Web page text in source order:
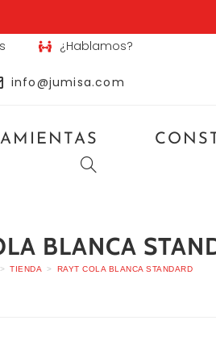
¿Hablamos?
info@jumisa.com
BLANCA
> TIENDA > RAYT COLA BLANCA STANDARD